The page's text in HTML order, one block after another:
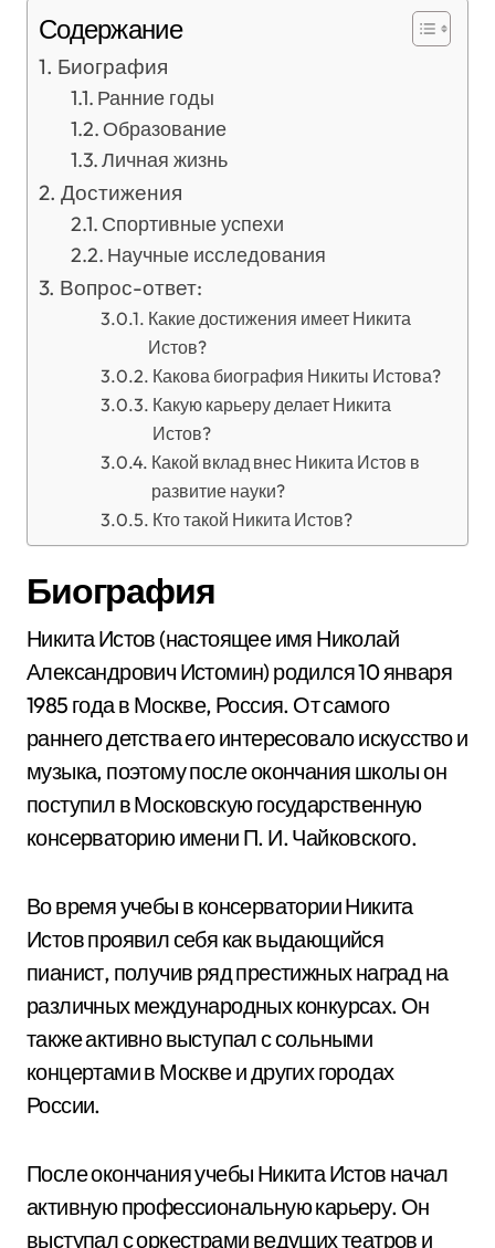
Содержание
Биография
Ранние годы
Образование
Личная жизнь
Достижения
Спортивные успехи
Научные исследования
Вопрос-ответ:
Какие достижения имеет Никита
Истов?
Какова биография Никиты Истова?
Какую карьеру делает Никита
Истов?
Какой вклад внес Никита Истов в
развитие науки?
Кто такой Никита Истов?
Биография
Никита Истов (настоящее имя Николай
Александрович Истомин) родился 10 января
1985 года в Москве, Россия. От самого
раннего детства его интересовало искусство и
музыка, поэтому после окончания школы он
поступил в Московскую государственную
консерваторию имени П. И. Чайковского.
Во время учебы в консерватории Никита
Истов проявил себя как выдающийся
пианист, получив ряд престижных наград на
различных международных конкурсах. Он
также активно выступал с сольными
концертами в Москве и других городах
России.
После окончания учебы Никита Истов начал
активную профессиональную карьеру. Он
выступал с оркестрами ведущих театров и